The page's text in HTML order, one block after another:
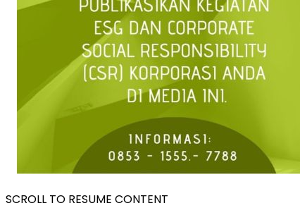
SCROLL TO RESUME CONTENT